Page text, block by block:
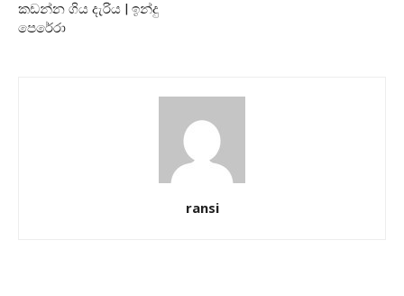
කඩන්න ගිය දැරිය | ඉන්දු
පෙරේරා
ransi